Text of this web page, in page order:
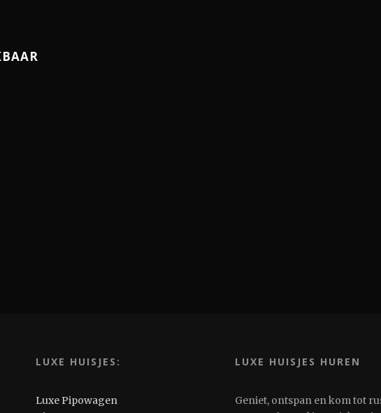
LUXE HUISJES:
Luxe Pipowagen
LUXE HUISJES HUREN
Geniet, ontspan en kom tot